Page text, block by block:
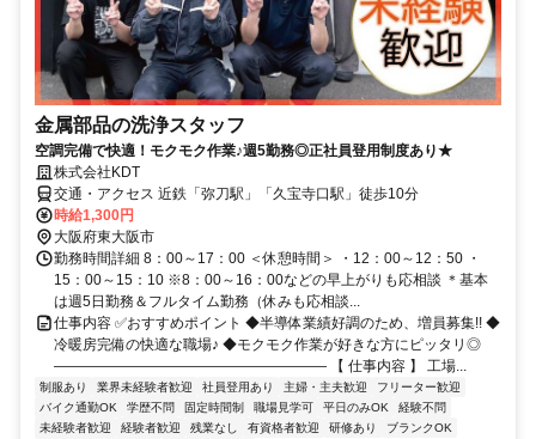
金属部品の洗浄スタッフ
空調完備で快適！モクモク作業♪週5勤務◎正社員登用制度あり★
株式会社KDT
交通・アクセス 近鉄「弥刀駅」「久宝寺口駅」徒歩10分
時給1,300円
大阪府東大阪市
勤務時間詳細 8：00～17：00 ＜休憩時間＞ ・12：00～12：50 ・
15：00～15：10 ※8：00～16：00などの早上がりも応相談 ＊基本
は週5日勤務＆フルタイム勤務（休みも応相談...
仕事内容 ✅おすすめポイント ◆半導体業績好調のため、増員募集!! ◆
冷暖房完備の快適な職場♪ ◆モクモク作業が好きな方にピッタリ◎
――――――――――――――――――― 【 仕事内容 】 工場...
制服あり 業界未経験者歓迎 社員登用あり 主婦・主夫歓迎
フリーター歓迎
バイク通勤OK
学歴不問 固定時間制 職場見学可 平日のみOK
経験不問
未経験者歓迎
経験者歓迎 残業なし 有資格者歓迎 研修あり
ブランクOK